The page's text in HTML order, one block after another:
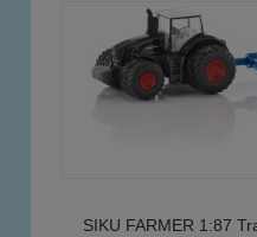
SIKU FARMER 1:87